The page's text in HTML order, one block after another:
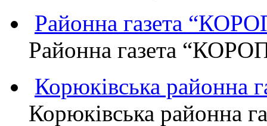
Районна газета
Районна газета
Корюківська районна
Корюківська районна